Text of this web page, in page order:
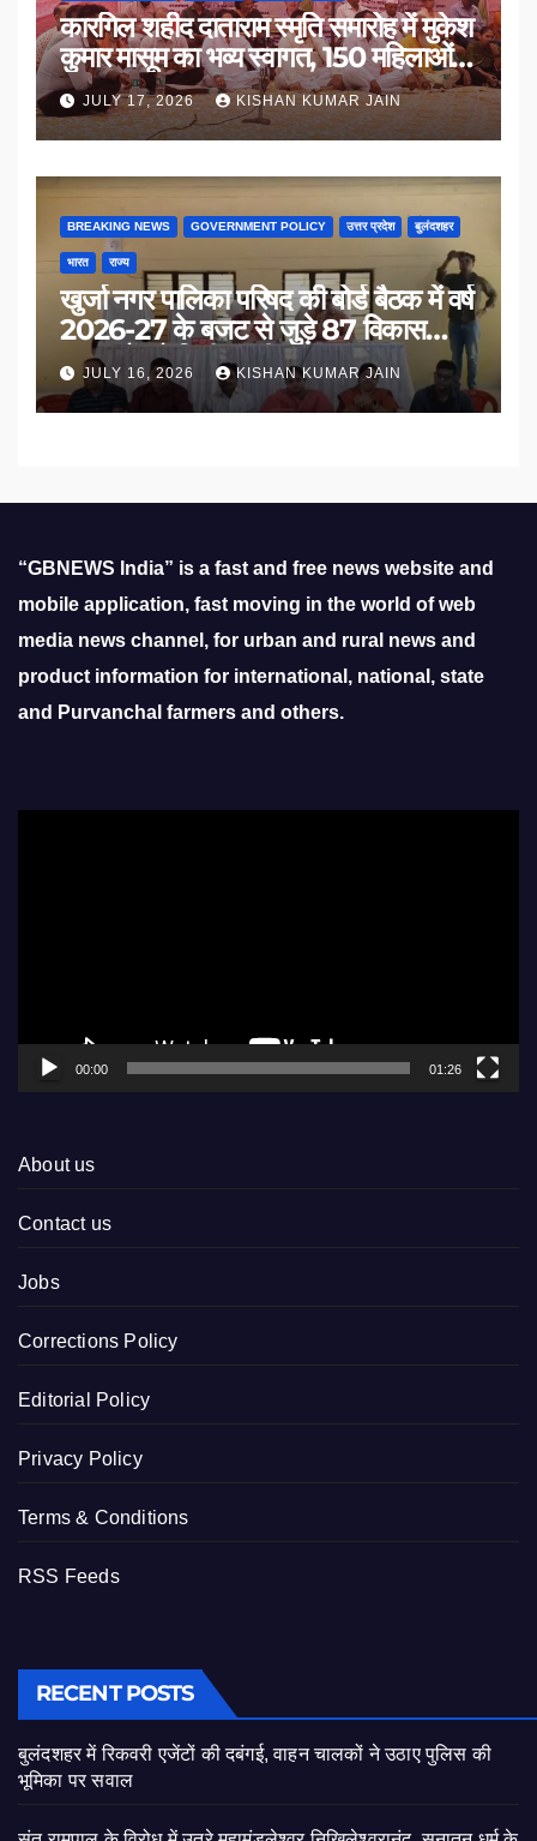
कारगिल शहीद दाताराम स्मृति समारोह में मुकेश
कुमार मासूम का भव्य स्वागत, 150 महिलाओं
का सम्मान
JULY 17, 2026 KISHAN KUMAR JAIN
BREAKING NEWS GOVERNMENT POLICY उत्तर प्रदेश बुलंदशहर
भारत राज्य
खुर्जा नगर पालिका परिषद की बोर्ड बैठक में वर्ष
2026-27 के बजट से जुड़े 87 विकास
प्रस्तावों को मिली मंजूरी
JULY 16, 2026 KISHAN KUMAR JAIN
“GBNEWS India” is a fast and free news website and
mobile application, fast moving in the world of web
media news channel, for urban and rural news and
product information for international, national, state
and Purvanchal farmers and others.
00:00 01:26
About us
Contact us
Jobs
Corrections Policy
Editorial Policy
Privacy Policy
Terms & Conditions
RSS Feeds
RECENT POSTS
बुलंदशहर में रिकवरी एजेंटों की दबंगई, वाहन चालकों ने उठाए पुलिस की
भूमिका पर सवाल